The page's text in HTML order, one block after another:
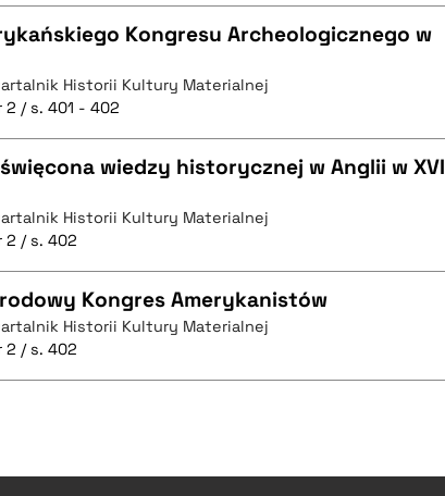
Kongresu Archeologicznego w
Historii Kultury Materialnej
2 / s. 401 - 402
wiedzy historycznej w Anglii w XVI
Historii Kultury Materialnej
2 / s. 402
Kongres Amerykanistów
Historii Kultury Materialnej
2 / s. 402